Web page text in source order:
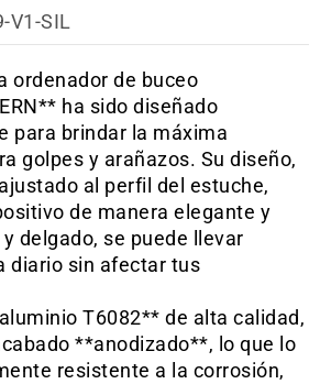
V1-SIL
ordenador de buceo
ha sido diseñado
para brindar la máxima
golpes y arañazos. Su diseño,
al perfil del estuche,
de manera elegante y
delgado, se puede llevar
diario sin afectar tus
T6082** de alta calidad,
**anodizado**, lo que lo
resistente a la corrosión,